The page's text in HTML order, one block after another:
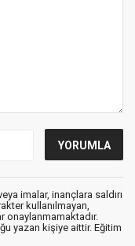
imalar, inançlara saldırı
kullanılmayan,
onaylanmamaktadır.
yazan kişiye aittir. Eğitim